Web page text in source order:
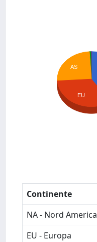
AS
EU
Continente
NA - Nord America
EU - Europa